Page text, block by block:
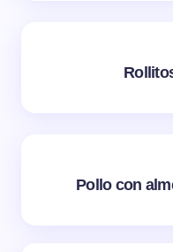
Pollo con